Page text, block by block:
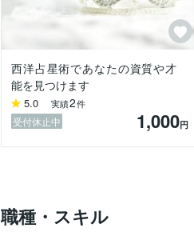
もし、ご希望であれば、サービ
聞かせていただきます。
少しでも、心が軽くなり、この
見出すことができればと思ってい
西洋占星術であなたの資質や才
能を見つけます
5.0 実績2件
受付休止中 1,000円
職種・スキル